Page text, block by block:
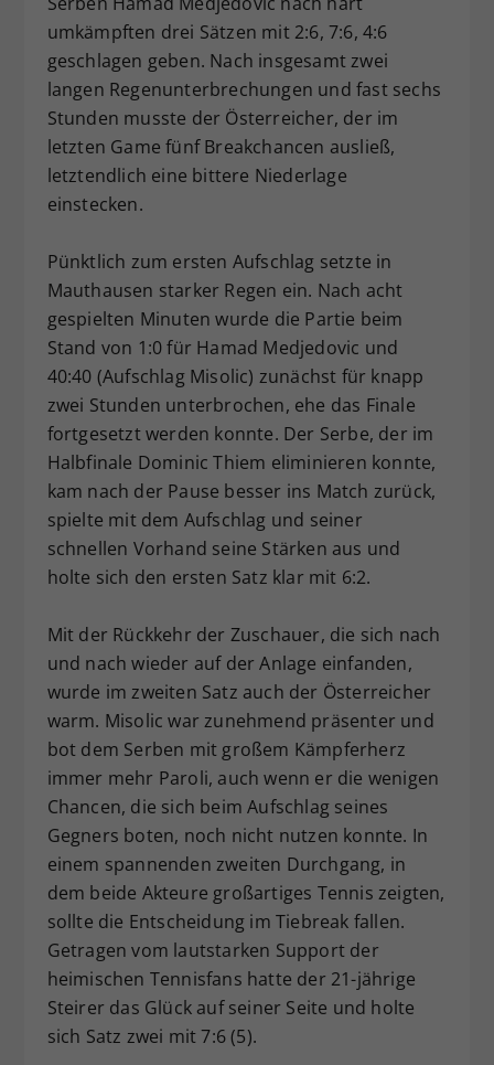
umkämpften drei Sätzen mit 2:6, 7:6, 4:6
geschlagen geben. Nach insgesamt zwei
langen Regenunterbrechungen und fast sechs
Stunden musste der Österreicher, der im
letzten Game fünf Breakchancen ausließ,
letztendlich eine bittere Niederlage
einstecken.
Pünktlich zum ersten Aufschlag setzte in
Mauthausen starker Regen ein. Nach acht
gespielten Minuten wurde die Partie beim
Stand von 1:0 für Hamad Medjedovic und
40:40 (Aufschlag Misolic) zunächst für knapp
zwei Stunden unterbrochen, ehe das Finale
fortgesetzt werden konnte. Der Serbe, der im
Halbfinale Dominic Thiem eliminieren konnte,
kam nach der Pause besser ins Match zurück,
spielte mit dem Aufschlag und seiner
schnellen Vorhand seine Stärken aus und
holte sich den ersten Satz klar mit 6:2.
Mit der Rückkehr der Zuschauer, die sich nach
und nach wieder auf der Anlage einfanden,
wurde im zweiten Satz auch der Österreicher
warm. Misolic war zunehmend präsenter und
bot dem Serben mit großem Kämpferherz
immer mehr Paroli, auch wenn er die wenigen
Chancen, die sich beim Aufschlag seines
Gegners boten, noch nicht nutzen konnte. In
einem spannenden zweiten Durchgang, in
dem beide Akteure großartiges Tennis zeigten,
sollte die Entscheidung im Tiebreak fallen.
Getragen vom lautstarken Support der
heimischen Tennisfans hatte der 21-jährige
Steirer das Glück auf seiner Seite und holte
sich Satz zwei mit 7:6 (5).
Zweck
Dieser Wert speichert Ihre Consent-
Einstellungen. Unter anderem eine
zufällig generierte ID, für die
historische Speicherung Ihrer
vorgenommen Einstellungen, falls der
Webseiten-Betreiber dies eingestellt
hat.